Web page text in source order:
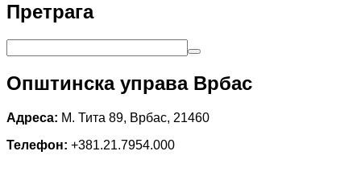
Претрага
Општинска управа Врбас
Адреса: М. Тита 89, Врбас, 21460
Телефон: +381.21.7954.000